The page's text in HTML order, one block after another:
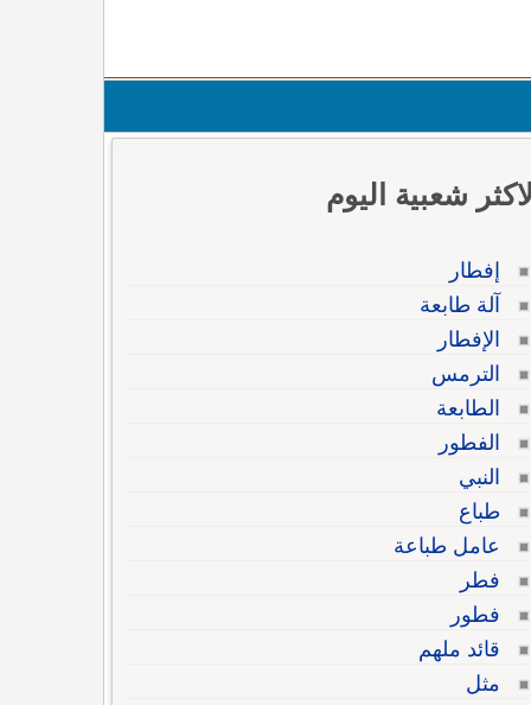
الاكثر شعبية اليوم
إفطار
آلة طابعة
الإفطار
الترمس
الطابعة
الفطور
النبي
طباع
عامل طباعة
فطر
فطور
قائد ملهم
مثل